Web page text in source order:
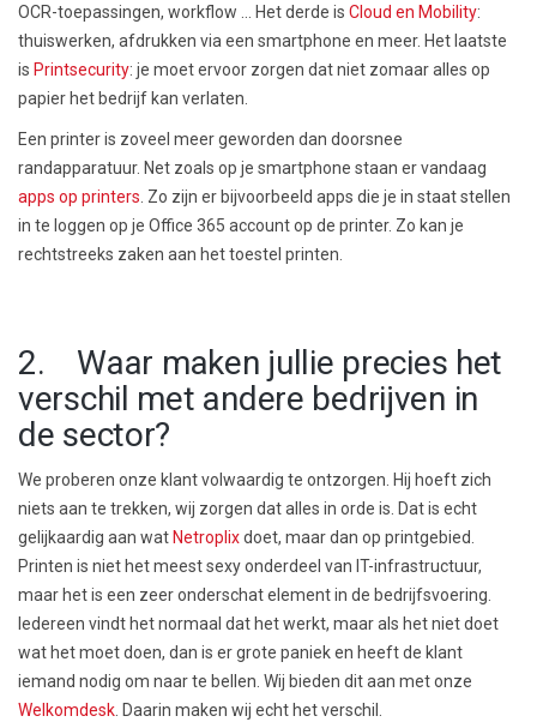
OCR-toepassingen, workflow … Het derde is Cloud en Mobility:
thuiswerken, afdrukken via een smartphone en meer. Het laatste
is Printsecurity: je moet ervoor zorgen dat niet zomaar alles op
papier het bedrijf kan verlaten.
Een printer is zoveel meer geworden dan doorsnee
randapparatuur. Net zoals op je smartphone staan er vandaag
apps op printers . Zo zijn er bijvoorbeeld apps die je in staat stellen
in te loggen op je Office 365 account op de printer. Zo kan je
rechtstreeks zaken aan het toestel printen.
2. Waar maken jullie precies het
verschil met andere bedrijven in
de sector?
We proberen onze klant volwaardig te ontzorgen. Hij hoeft zich
niets aan te trekken, wij zorgen dat alles in orde is. Dat is echt
gelijkaardig aan wat Netroplixdoet, maar dan op printgebied.
Printen is niet het meest sexy onderdeel van IT-infrastructuur,
maar het is een zeer onderschat element in de bedrijfsvoering.
Iedereen vindt het normaal dat het werkt, maar als het niet doet
wat het moet doen, dan is er grote paniek en heeft de klant
iemand nodig om naar te bellen. Wij bieden dit aan met onze
Welkomdesk . Daarin maken wij echt het verschil.